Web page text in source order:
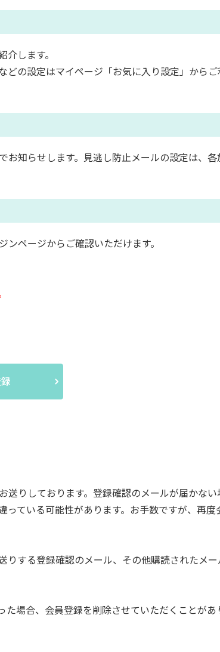
します。
の設定はマイページ「お気に入り設定」から
知らせします。見逃し防止メールの設定は、
ページからご確認いただけます。
りしております。登録確認のメールが届かない
ている可能性があります。お手数ですが、再
する登録確認のメール、その他購読されたメ
場合、会員登録を削除させていただくことが